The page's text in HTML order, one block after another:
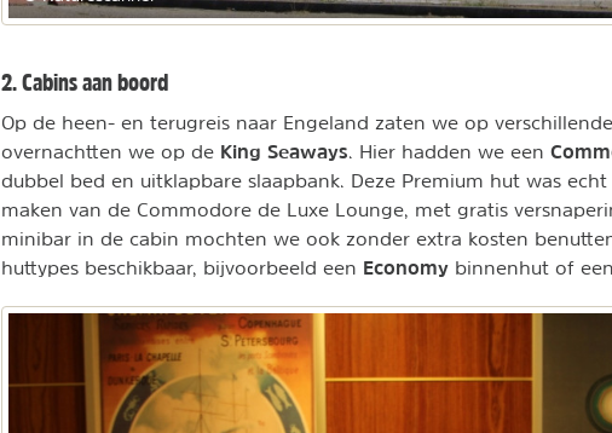
2. Cabins aan boord
Op de heen- en terugreis naar Engeland zaten we op
overnachtten we op de King Seaways . Hier hadden we een
dubbel bed en uitklapbare slaapbank. Deze Premium hut was
maken van de Commodore de Luxe Lounge, met gratis
minibar in de cabin mochten we ook zonder extra kosten
huttypes beschikbaar, bijvoorbeeld een Economy binnenhut of